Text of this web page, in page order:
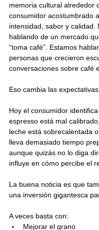
memoria cultural alrededor
consumidor acostumbrado
intensidad, sabor y calidad.
hablando de un mercado
“toma café”. Estamos
personas que crecieron
conversaciones sobre café
Eso cambia las expectativas.
Hoy el consumidor
espresso está mal
leche está sobrecalentada
lleva demasiado tiempo
aunque quizás no lo diga
influye en cómo percibe el
La buena noticia es que
una inversión gigantesca
A veces basta con:
Mejorar el grano